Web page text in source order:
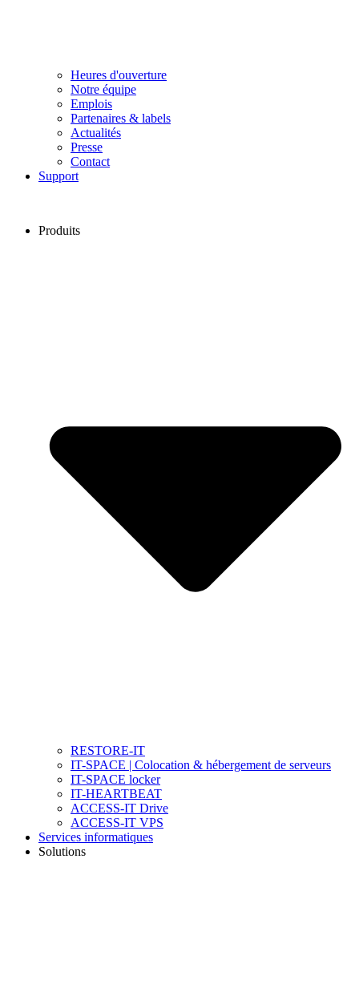
Heures d'ouverture
Notre équipe
Emplois
Partenaires & labels
Actualités
Presse
Contact
Support
Produits
RESTORE-IT
IT-SPACE | Colocation & hébergement de serveurs
IT-SPACE locker
IT-HEARTBEAT
ACCESS-IT Drive
ACCESS-IT VPS
Services informatiques
Solutions